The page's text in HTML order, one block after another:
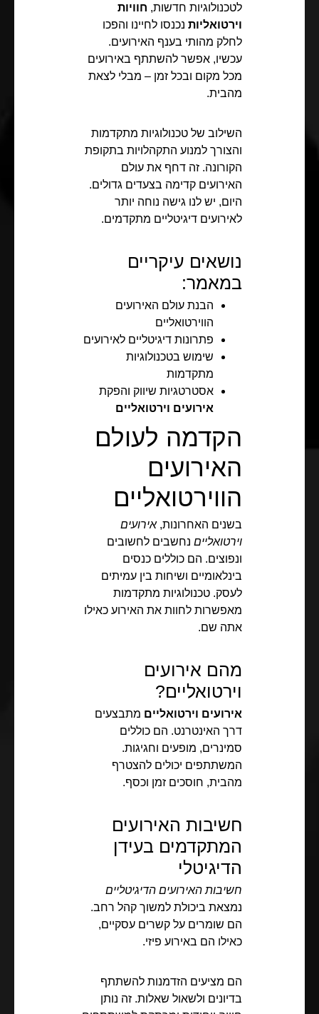
לטכנולוגיות חדשות, חוויות
וירטואליות נכנסו לחיינו והפכו
לחלק מהותי בענף האירועים.
עכשיו, אפשר להשתתף באירועים
מכל מקום ובכל זמן – מבלי לצאת
מהבית.
השילוב של טכנולוגיות מתקדמות
והצורך למנוע התקהלויות בתקופת
הקורונה. זה דחף את עולם
האירועים קדימה בצעדים גדולים.
היום, יש לנו גישה נוחה יותר
לאירועים דיגיטליים מתקדמים.
נושאים עיקריים
במאמר:
הבנת עולם האירועים
הווירטואליים
פתרונות דיגיטליים לאירועים
שימוש בטכנולוגיות
מתקדמות
אסטרטגיות שיווק והפקת
אירועים וירטואליים
הקדמה לעולם
האירועים
הווירטואליים
בשנים האחרונות,אירועים
וירטואליים נחשבים לחשובים
ונפוצים. הם כוללים כנסים
בינלאומיים ושיחות בין עמיתים
לעסק. טכנולוגיות מתקדמות
מאפשרות לחוות את האירוע כאילו
אתה שם.
מהם אירועים
וירטואליים?
אירועים וירטואליים מתבצעים
דרך האינטרנט. הם כוללים
סמינרים, מופעים וחגיגות.
המשתתפים יכולים להצטרף
מהבית, חוסכים זמן וכסף.
חשיבות האירועים
המתקדמים בעידן
הדיגיטלי
חשיבות האירועים הדיגיטליים
נמצאת ביכולת למשוך קהל רחב.
הם שומרים על קשרים עסקיים,
כאילו הם באירוע פיזי.
הם מציעים הזדמנות להשתתף
בדיונים ולשאול שאלות. זה נותן